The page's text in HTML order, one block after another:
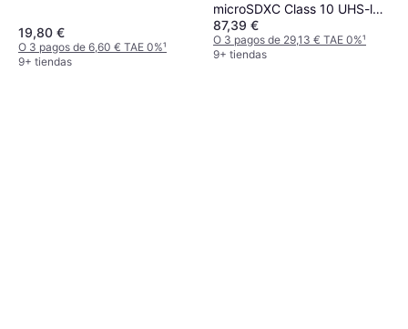
19,80 €
O 3 pagos de 6,60 € TAE 0%¹
9+ tiendas
microSDXC Class 10 UHS-l
U3 V30 A2 160/120MB/s
512GB +SD adapter
87,39 €
O 3 pagos de 29,13 € TAE 0%¹
9+ tiendas